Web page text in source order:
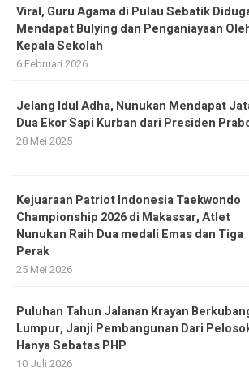
Viral, Guru Agama di Pulau Sebatik
Mendapat Bulying dan Penganiayaan
Kepala Sekolah
6 Februari 2026
Jelang Idul Adha, Nunukan Mendapat
Dua Ekor Sapi Kurban dari Presiden
28 Mei 2025
Kejuaraan Patriot Indonesia Taekwondo
Championship 2026 di Makassar, Atlet
Nunukan Raih Dua medali Emas dan Tiga
Perak
25 Mei 2026
Puluhan Tahun Jalanan Krayan
Lumpur, Janji Pembangunan Dari
Hanya Sebatas PHP
10 Juli 2026